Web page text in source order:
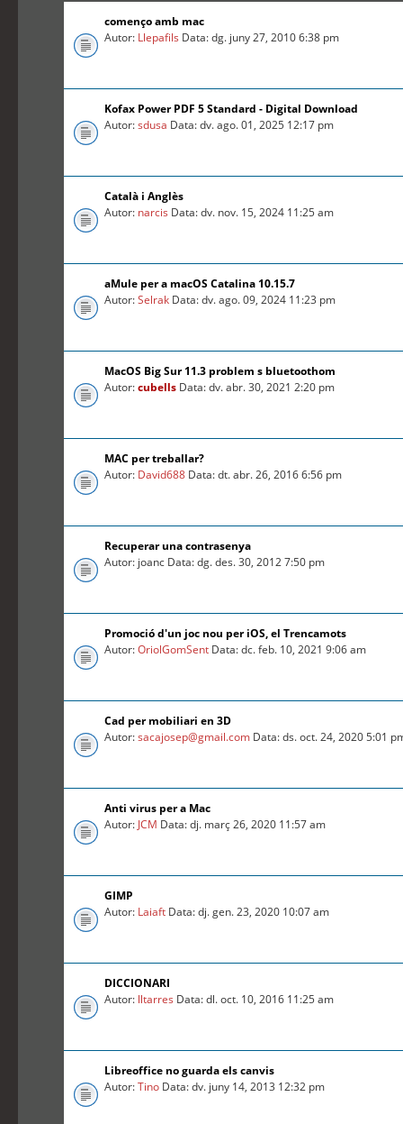
començo amb mac
Autor: Llepafils Data: dg. juny 27, 2010 6:38 pm
Kofax Power PDF 5 Standard - Digital Download
Autor:sdusa Data: dv. ago. 01, 2025 12:17 pm
Català i Anglès
Autor: narcis Data: dv. nov. 15, 2024 11:25 am
aMule per a macOS Catalina 10.15.7
Autor:Selrak Data: dv. ago. 09, 2024 11:23 pm
MacOS Big Sur 11.3 problem s bluetoothom
Autor:cubells Data: dv. abr. 30, 2021 2:20 pm
MAC per treballar?
Autor: David688 Data: dt. abr. 26, 2016 6:56 pm
Recuperar una contrasenya
Autor: joanc Data: dg. des. 30, 2012 7:50 pm
Promoció d'un joc nou per iOS, el Trencamots
Autor:OriolGomSent Data: dc. feb. 10, 2021 9:06 am
Cad per mobiliari en 3D
Autor:sacajosep@gmail.com Data: ds. oct. 24, 2020 5:01
Anti virus per a Mac
Autor: JCM Data: dj. març 26, 2020 11:57 am
GIMP
Autor: Laiaft Data: dj. gen. 23, 2020 10:07 am
DICCIONARI
Autor: lltarres Data: dl. oct. 10, 2016 11:25 am
Libreoffice no guarda els canvis
Autor:Tino Data: dv. juny 14, 2013 12:32 pm